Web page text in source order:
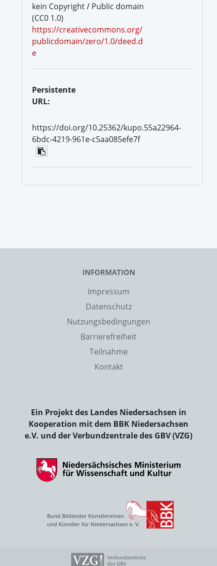
kein Copyright / Public domain
(CC0 1.0)
https://creativecommons.org/
publicdomain/zero/1.0/deed.d
e
Persistente
URL:
https://doi.org/10.25362/kupo.55a22964-
6bdc-4219-961e-c5aa085efe7f
INFORMATION
Impressum
Datenschutz
Nutzungsbedingungen
Barrierefreiheit
Teilnahme
Kontakt
Ein Projekt des Landes Niedersachsen in
Kooperation mit dem BBK Niedersachsen
e.V. und der Verbundzentrale des GBV (VZG)
Bund Bildender Künstlerinnen
und Künstler für Niedersachsen e. V.